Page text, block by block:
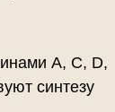
A, C, D,
синтезу